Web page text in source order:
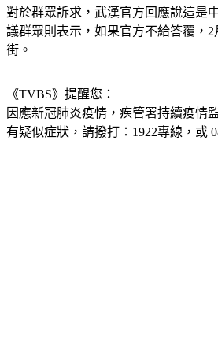
對於群眾訴求，武漢官方回應說這是
議群眾則表示，如果官方不給答覆，2
《TVBS》提醒您：
因應新冠肺炎疫情，疾管署持續疫情